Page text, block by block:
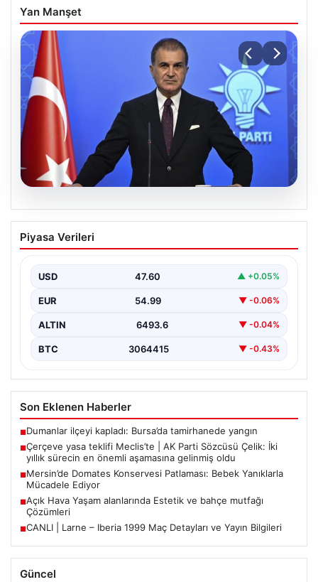
Yan Manşet
Çerçeve yasa teklifi Meclis’te | AK Parti
Sözcüsü Çelik: İki yıllık sürecin en
Piyasa Verileri
USD 47.60 ▲ +0.05%
EUR 54.99 ▼ -0.06%
ALTIN 6493.6 ▼ -0.04%
BTC 3064415 ▼ -0.43%
Son Eklenen Haberler
■Dumanlar ilçeyi kapladı: Bursa’da tamirhanede yangın
■Çerçeve yasa teklifi Meclis’te | AK Parti Sözcüsü Çelik: İki
yıllık sürecin en önemli aşamasına gelinmiş oldu
■Mersin’de Domates Konservesi Patlaması: Bebek Yanıklarla
Mücadele Ediyor
■Açık Hava Yaşam alanlarında Estetik ve bahçe mutfağı
Çözümleri
■CANLI | Larne – Iberia 1999 Maç Detayları ve Yayın Bilgileri
Güncel